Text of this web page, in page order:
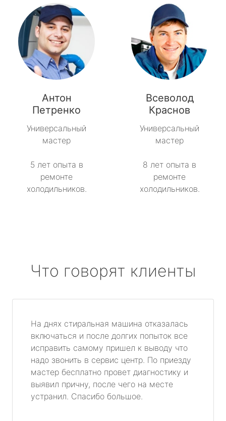
Антон
Петренко
Универсальный
мастер
5 лет опыта в
ремонте
холодильников.
Всеволод
Краснов
Универсальный
мастер
8 лет опыта в
ремонте
холодильников.
Что говорят клиенты
На днях стиральная машина отказалась
включаться и после долгих попыток все
исправить самому пришел к выводу что
надо звонить в сервис центр. По приезду
мастер бесплатно провет диагностику и
выявил причну, после чего на месте
устранил. Спасибо большое.